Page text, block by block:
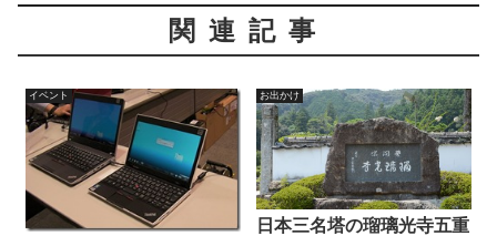
関連記事
イベント お出かけ
日本三名塔の瑠璃光寺五重